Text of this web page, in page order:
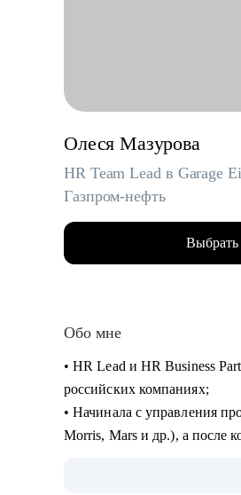
Олеся Мазурова
HR Team Lead в Garage
Газпром-нефть
Выбрать
Обо мне
• HR Lead и HR Business
российских компаниях;
• Начинала с управления
Morris, Mars и др.), а после
• Дальше перешла в EPAM,